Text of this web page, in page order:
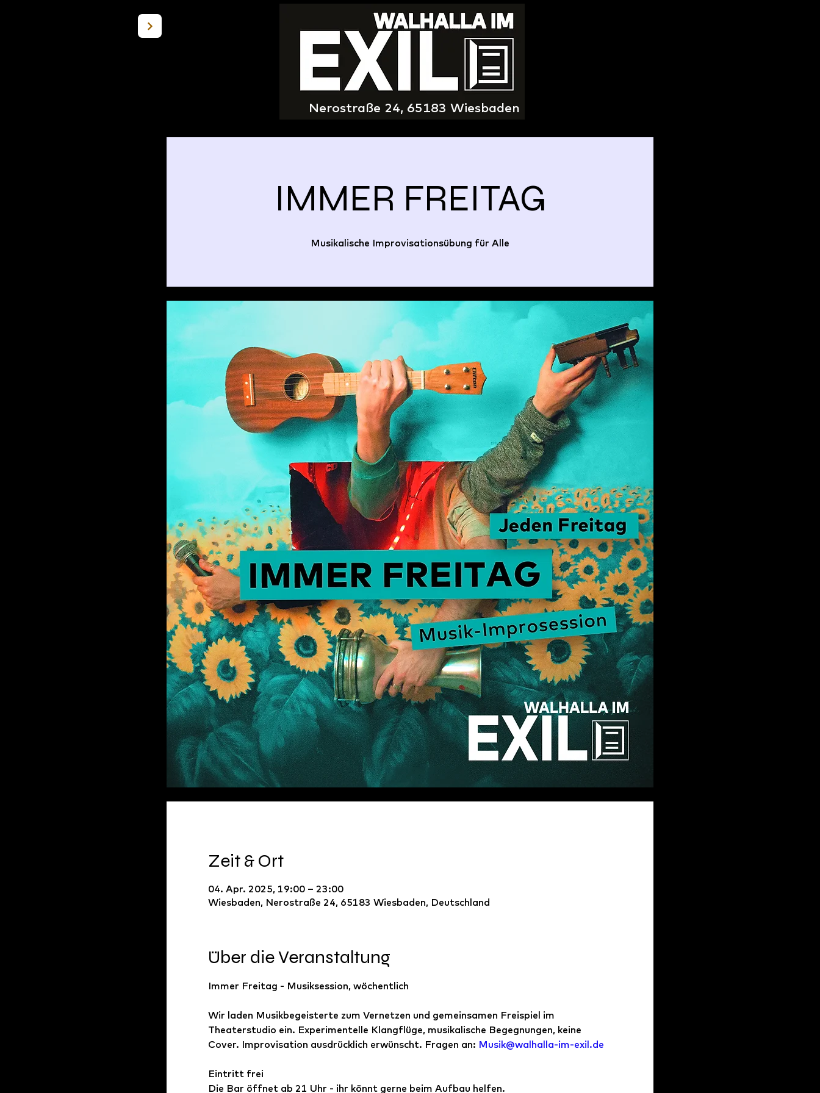
Nerostraße 24, 65183 Wiesbaden
IMMER FREITAG
Musikalische Improvisationsübung für Alle
Zeit & Ort
04. Apr. 2025, 19:00 – 23:00
Wiesbaden, Nerostraße 24, 65183 Wiesbaden, Deutschland
Über die Veranstaltung
Immer Freitag - Musiksession, wöchentlich
Wir laden Musikbegeisterte zum Vernetzen und gemeinsamen Freispiel im
Theaterstudio ein. Experimentelle Klangflüge, musikalische Begegnungen, keine
Cover. Improvisation ausdrücklich erwünscht. Fragen an: Musik@walhalla-im-exil.de
Eintritt frei
Die Bar öffnet ab 21 Uhr - ihr könnt gerne beim Aufbau helfen.